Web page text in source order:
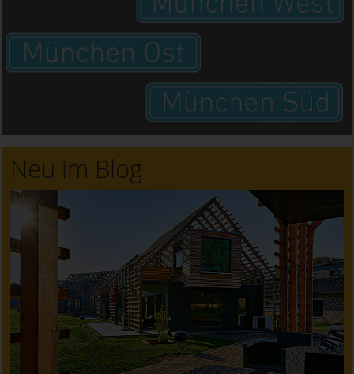
Neu im Blog